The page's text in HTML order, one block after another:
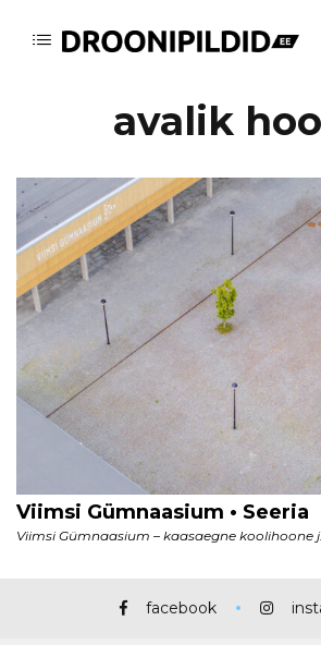
avalik
facebook